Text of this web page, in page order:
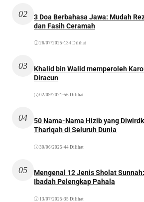
02
3 Doa Berbahasa Jawa: Mudah
dan Fasih Ceramah
26/07/2025 •134 Dilihat
03
Khalid bin Walid memperoleh
Diracun
02/09/2021 •56 Dilihat
04
50 Nama-Nama Hizib yang
Thariqah di Seluruh Dunia
30/06/2025 •44 Dilihat
05
Mengenal 12 Jenis Sholat
Ibadah Pelengkap Pahala
13/07/2025 •35 Dilihat